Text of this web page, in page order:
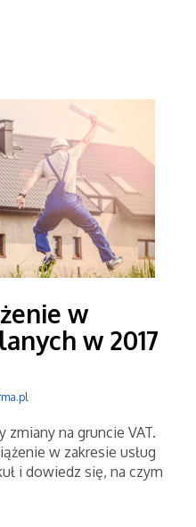
w
w 2017
zmiany na gruncie VAT.
w zakresie usług
i dowiedz się, na czym